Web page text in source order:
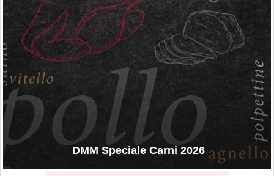
DMM Speciale Carni 2026